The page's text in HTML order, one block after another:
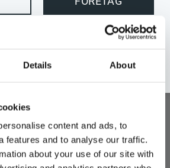
Details About
content and ads, to
features and to analyse our traffic.
about your use of our site with
Lägg till i favoriter